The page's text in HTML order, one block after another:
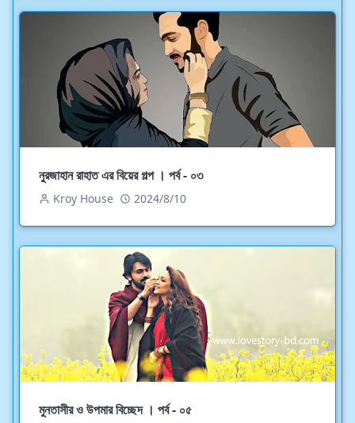
নুরজাহান রাহাত এর বিয়ের গল্প । পর্ব - ০৩
Kroy House 2024/8/10
মুনতাসীর ও উপমার বিচ্ছেদ । পর্ব - ০৫